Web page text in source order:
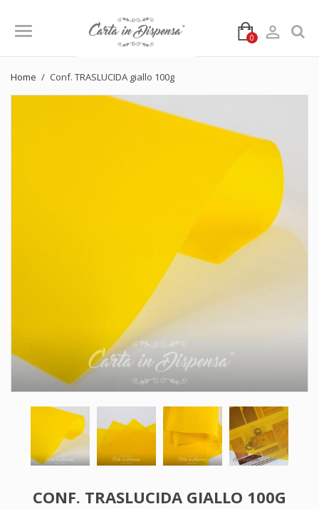
0 
Home Conf. TRASLUCIDA giallo 100g
CONF. TRASLUCIDA GIALLO 100G